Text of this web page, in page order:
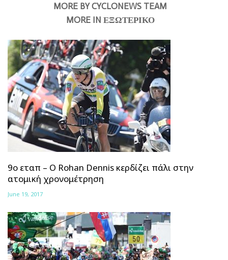
MORE BY CYCLONEWS TEAM
MORE IN ΕΞΩΤΕΡΙΚΟ
9ο εταπ – Ο Rohan Dennis κερδίζει πάλι στην
ατομική χρονομέτρηση
June 19, 2017